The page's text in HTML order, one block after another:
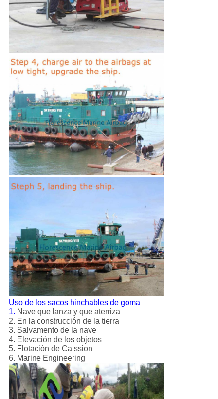
Uso de los sacos hinchables de goma
1. Nave que lanza y que aterriza
2. En la construcción de la tierra
3. Salvamento de la nave
4. Elevación de los objetos
5. Flotación de Caission
6. Marine Engineering